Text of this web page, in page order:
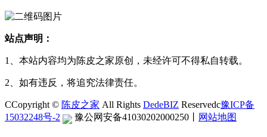
站点声明：
1、本站内容均为陈皮之家原创，未经许可不得私自转载。
2、如有违反，将追究法律责任。
CCopyright © 陈皮之家 All Rights DedeBIZ Reservedc豫ICP备
15032248号-2
豫公网安备41030202000250 网站地图